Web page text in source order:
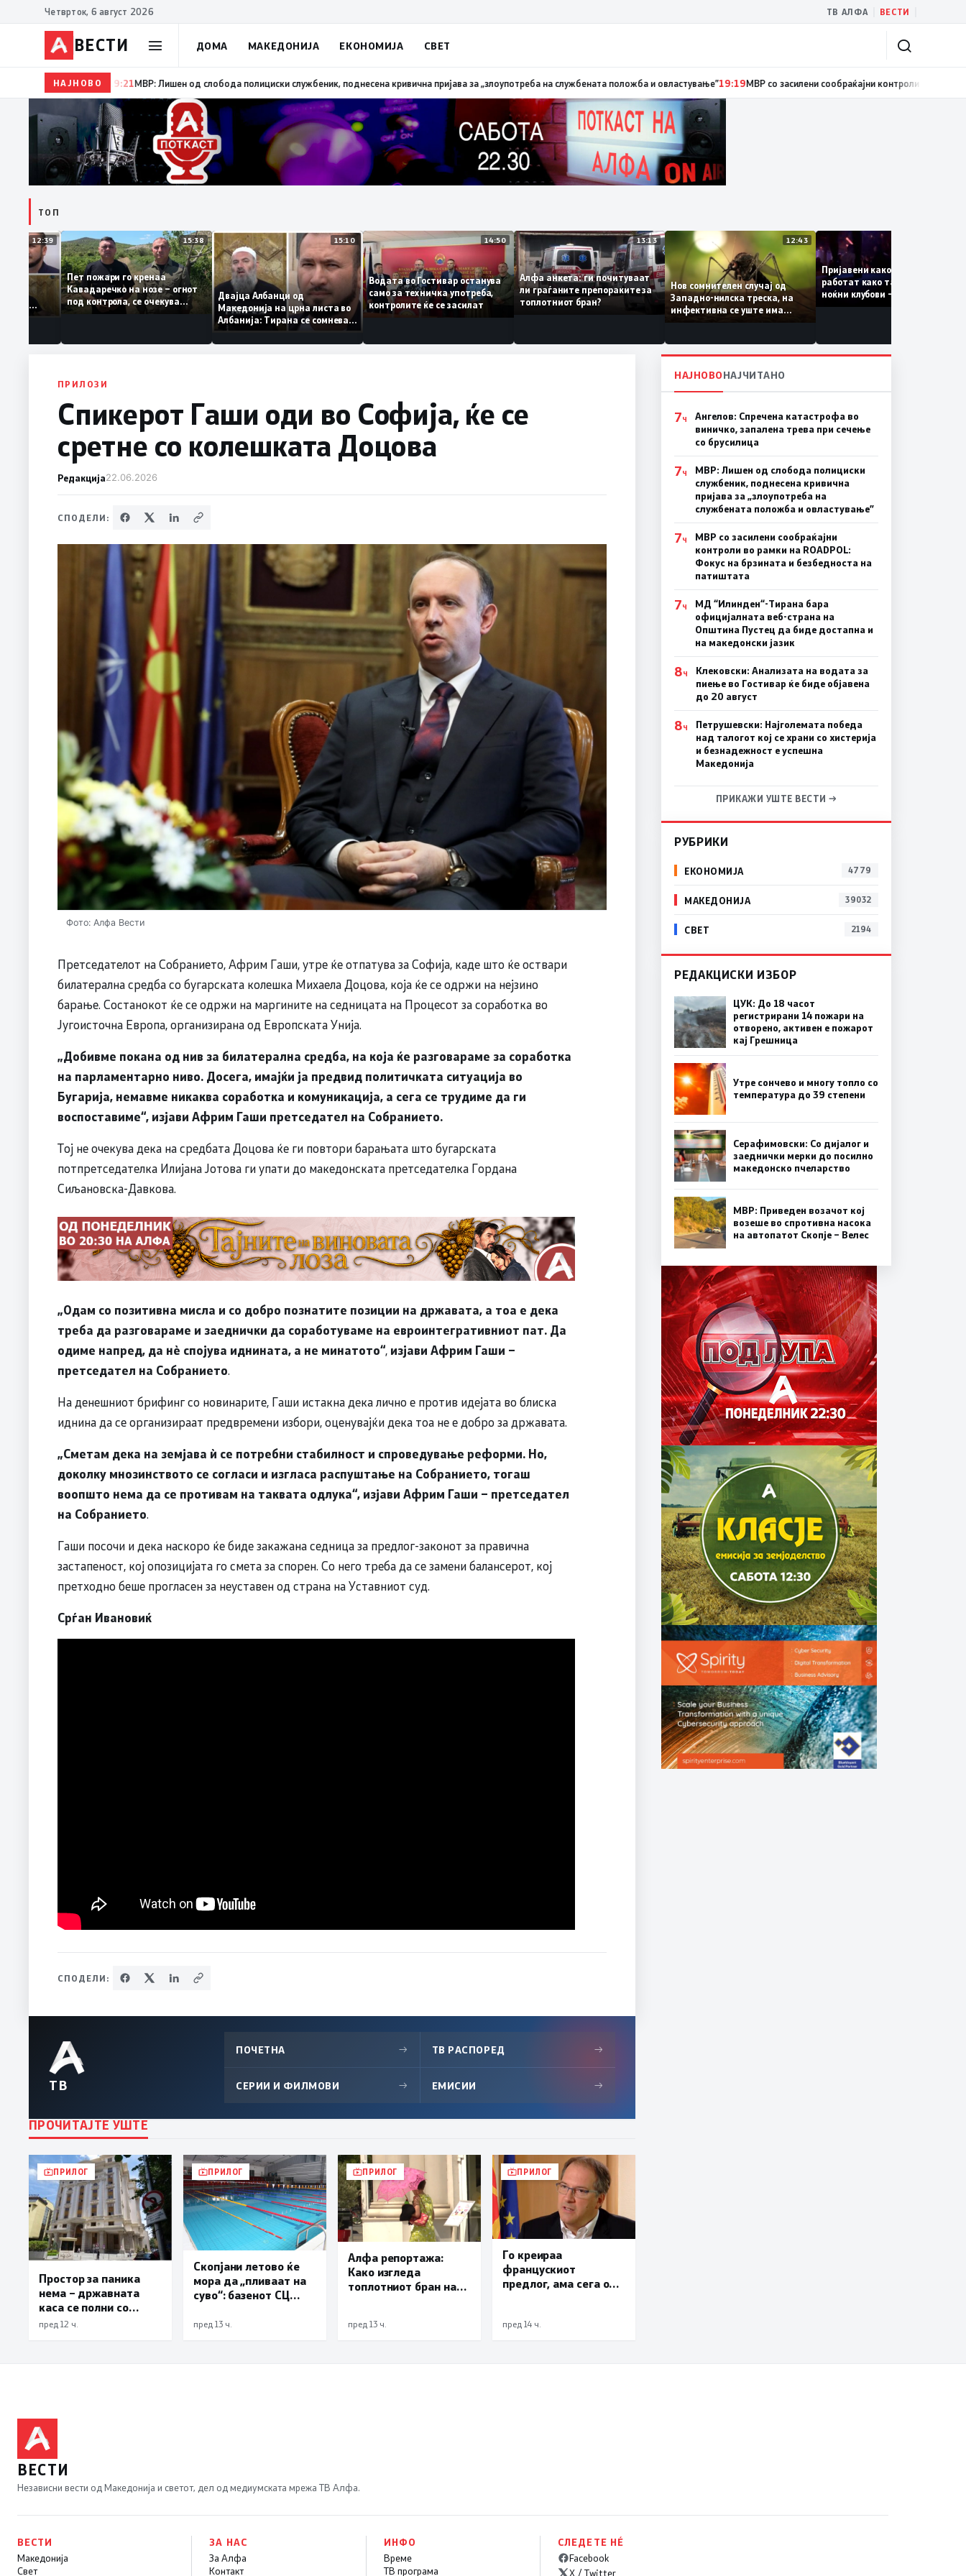
Четврток, 6 август 2026 ТВ АЛФА ВЕСТИ
ВЕСТИ ДОМА МАКЕДОНИЈА ЕКОНОМИЈА СВЕТ
НАЈНОВО
19:22 Ангелов: Спречена катастрофа во виничко, запалена трева при сечење со брусилица19:21МВР: Лишен од слобода полициски службеник, поднесена кривична пријава за „злоупотреба на
ТОП
12:39
За
му
од
кога му гори
15:38
Пет пожари го кренаа
Кавадаречко на нозе – огнот
под контрола, се очекува
целосно гаснење
15:10
Двајца Албанци од
Македонија на црна листа во
Албанија: Тирана се сомнева
дека работеле за
терористички организации
14:50
Водата во Гостивар останува
само за техничка употреба,
контролите ќе се засилат
13:13
Алфа анкета: ги почитуваат
ли граѓаните препораките за
топлотниот бран?
12:43
Нов сомнителен случај од
Западно-нилска треска, на
инфективна се уште има
пациенти во критична
Пријавени како туристки, а
работат како танчерки во
ноќни клубови – полицијата
откри сомнителна шема за
ПРИЛОЗИ
Спикерот Гаши оди во Софија, ќе се
сретне со колешката Доцова
Редакција22.06.2026
СПОДЕЛИ:
Фото: Алфа Вести
Претседателот на Собранието, Африм Гаши, утре ќе отпатува за Софија, каде што ќе оствари
билатерална средба со бугарската колешка Михаела Доцова, која ќе се одржи на нејзино
барање. Состанокот ќе се одржи на маргините на седницата на Процесот за соработка во
Југоисточна Европа, организирана од Европската Унија.
„Добивме покана од нив за билатерална средба, на која ќе разговараме за соработка
на парламентарно ниво. Досега, имајќи ја предвид политичката ситуација во
Бугарија, немавме никаква соработка и комуникација, а сега се трудиме да ги
воспоставиме“, изјави Африм Гаши претседател на Собранието.
Тој не очекува дека на средбата Доцова ќе ги повтори барањата што бугарската
потпретседателка Илијана Јотова ги упати до македонската претседателка Гордана
Сиљановска-Давкова.
„Одам со позитивна мисла и со добро познатите позиции на државата, а тоа е дека
треба да разговараме и заеднички да соработуваме на евроинтегративниот пат. Да
одиме напред, да нè спојува иднината, а не минатото“, изјави Африм Гаши –
претседател на Собранието.
На денешниот брифинг со новинарите, Гаши истакна дека лично е против идејата во блиска
иднина да се организираат предвремени избори, оценувајќи дека тоа не е добро за државата.
„Сметам дека на земјава ѝ се потребни стабилност и спроведување реформи. Но,
доколку мнозинството се согласи и изгласа распуштање на Собранието, тогаш
воопшто нема да се противам на таквата одлука“, изјави Африм Гаши – претседател
на Собранието.
Гаши посочи и дека наскоро ќе биде закажана седница за предлог-законот за правична
застапеност, кој опозицијата го смета за спорен. Со него треба да се замени балансерот, кој
претходно беше прогласен за неуставен од страна на Уставниот суд.
Срѓан Ивановиќ
СПОДЕЛИ:
ТВ
ПОЧЕТНА → ТВ РАСПОРЕД →
СЕРИИ И ФИЛМОВИ → ЕМИСИИ →
ПРОЧИТАЈТЕ УШТЕ
ПРИЛОГ
Простор за паника
нема – државната
каса се полни со
забрзано темпо
пред 12 ч.
ПРИЛОГ
Скопјани летово ќе
мора да „пливаат на
суво“: базенот СЦ
затворен по штетите
пред 13 ч.
ПРИЛОГ
Алфа репортажа:
Како изгледа
топлотниот бран на
пред 13 ч.
ПРИЛОГ
Го креираа
францускиот
предлог, ама сега од
преговарала
пред 14 ч.
НАЈНОВОНАЈЧИТАНО
7Ч
Ангелов: Спречена катастрофа во
виничко, запалена трева при сечење
со брусилица
7Ч
МВР: Лишен од слобода полициски
службеник, поднесена кривична
пријава за „злоупотреба на
службената положба и овластување”
7Ч
МВР со засилени сообраќајни
контроли во рамки на ROADPOL:
Фокус на брзината и безбедноста на
патиштата
7Ч
МД “Илинден“-Тирана бара
официјалната веб-страна на
Општина Пустец да биде достапна и
на македонски јазик
8Ч
Клековски: Анализата на водата за
пиење во Гостивар ќе биде објавена
до 20 август
8Ч
Петрушевски: Најголемата победа
над талогот кој се храни со хистерија
и безнадежност е успешна
Македонија
ПРИКАЖИ УШТЕ ВЕСТИ →
РУБРИКИ
ЕКОНОМИЈА 4779
МАКЕДОНИЈА 39032
СВЕТ 2194
РЕДАКЦИСКИ ИЗБОР
ЦУК: До 18 часот
регистрирани 14 пожари на
отворено, активен е пожарот
кај Грешница
Утре сончево и многу топло со
температура до 39 степени
Серафимовски: Со дијалог и
заеднички мерки до посилно
македонско пчеларство
МВР: Приведен возачот кој
возеше во спротивна насока
на автопатот Скопје – Велес
ВЕСТИ
Независни вести од Македонија и светот, дел од медиумската мрежа ТВ Алфа.
ВЕСТИ
Македонија
Свет
ЗА НАС
За Алфа
Контакт
ИНФО
Време
ТВ програма
СЛЕДЕТЕ НÉ
Facebook
X / Twitter